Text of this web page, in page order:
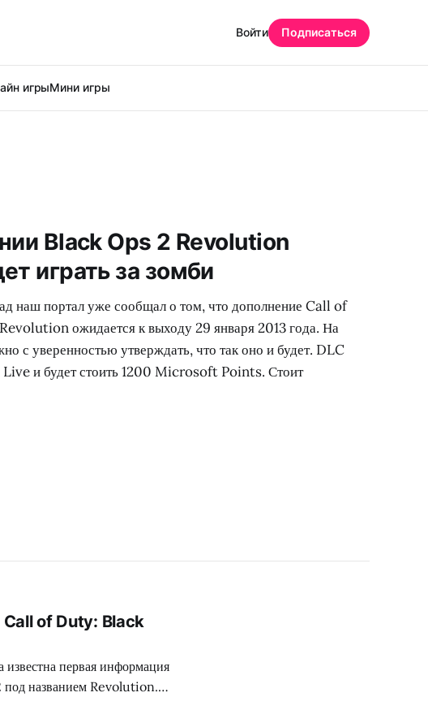
игрыМини игры
Войти Подписаться
Black Ops 2 Revolution
играть за зомби
наш портал уже сообщал о том, что дополнение Call of
ожидается к выходу 29 января 2013 года. На
с уверенностью утверждать, что так оно и будет. DLC
Live и будет стоить 1200 Microsoft Points. Стоит
of Duty: Black
известна первая информация
названием Revolution.
в DLC можно будет